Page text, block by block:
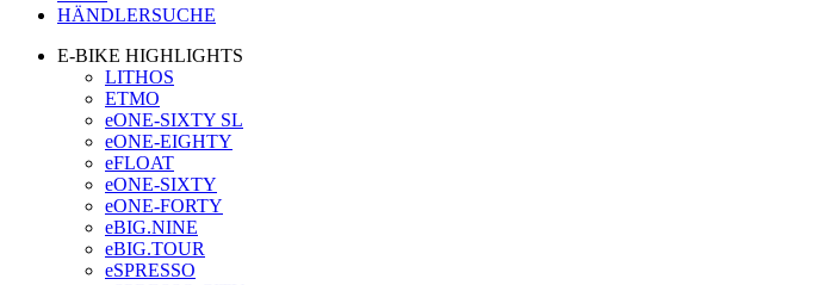
HÄNDLERSUCHE
E-BIKE HIGHLIGHTS
LITHOS
ETMO
eONE-SIXTY SL
eONE-EIGHTY
eFLOAT
eONE-SIXTY
eONE-FORTY
eBIG.NINE
eBIG.TOUR
eSPRESSO